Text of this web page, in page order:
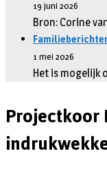
19 juni 2026
Bron: Corine
1 mei 2026
Het is mogelijk